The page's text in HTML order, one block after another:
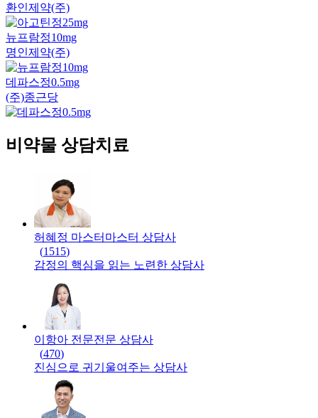
환인제약(주)
뉴프람정10mg
명인제약(주)
데파스정0.5mg
(주)종근당
비약물 상담치료
허혜정 마스터 마스터 상담사
(1515)
감정의 핵심을 읽는 노련한 상담사
이항아 전문전문 상담사
(470)
진심으로 귀기울여주는 상담사